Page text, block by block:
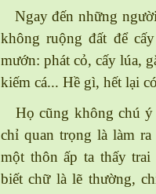
Ngay đến những
không ruộng đất để
mướn: phát cỏ, cấy lúa,
kiếm cá... Hề gì, hết lại
Họ cũng không chú ý
chỉ quan trọng là làm
một thôn ấp ta thấy
biết chữ là lẽ thường,